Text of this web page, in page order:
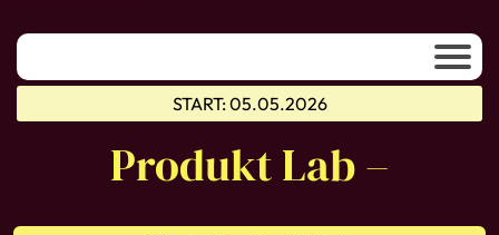
START: 05.05.2026
Produkt Lab –